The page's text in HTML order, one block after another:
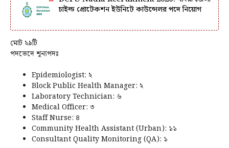
চাইল্ড প্রোটেকশন ইউনিটে কাউন্সেলর পদে নিয়োগ
মোট ২৯টি
পদভেদে শূন্যপদঃ
Epidemiologist: ২
Block Public Health Manager: ২
Laboratory Technician: ৬
Medical Officer: ৩
Staff Nurse: ৪
Community Health Assistant (Urban): ১১
Consultant Quality Monitoring (QA): ১